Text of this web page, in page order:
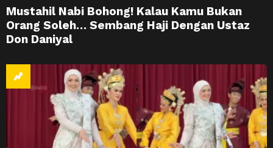
Mustahil Nabi Bohong! Kalau Kamu Bukan
Orang Soleh… Sembang Haji Dengan Ustaz
Don Daniyal